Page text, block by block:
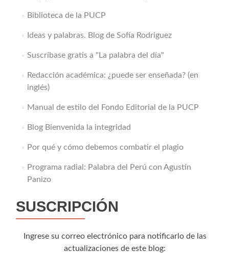
Biblioteca de la PUCP
Ideas y palabras. Blog de Sofía Rodriguez
Suscríbase gratis a "La palabra del día"
Redacción académica: ¿puede ser enseñada? (en
inglés)
Manual de estilo del Fondo Editorial de la PUCP
Blog Bienvenida la integridad
Por qué y cómo debemos combatir el plagio
Programa radial: Palabra del Perú con Agustín
Panizo
SUSCRIPCIÓN
Ingrese su correo electrónico para notificarlo de las
actualizaciones de este blog: